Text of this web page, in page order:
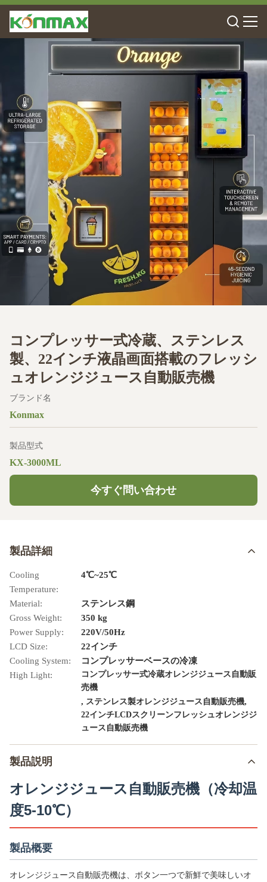
コンプレッサー式冷蔵、ステンレス
製、22インチ液晶画面搭載のフレッシ
ュオレンジジュース自動販売機
ブランド名
Konmax
製品型式
KX-3000ML
今すぐ問い合わせ
製品詳細
Cooling
Temperature:
4℃~25℃
Material:
ステンレス鋼
Gross Weight:
350 kg
Power Supply:
220V/50Hz
LCD Size:
22インチ
Cooling System:
コンプレッサーベースの冷凍
High Light:
コンプレッサー式冷蔵オレンジジュース自動販
売機
, ステンレス製オレンジジュース自動販売機,
22インチLCDスクリーンフレッシュオレンジジ
ュース自動販売機
製品説明
オレンジジュース自動販売機（冷却温
度5-10℃）
製品概要
オレンジジュース自動販売機は、ボタン一つで新鮮で美味しいオ